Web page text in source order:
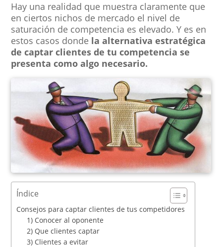
Hay una realidad que muestra claramente que
en ciertos nichos de mercado el nivel de
saturación de competencia es elevado. Y es en
estos casos donde la alternativa estratégica
de captar clientes de tu competencia se
presenta como algo necesario.
Índice
Consejos para captar clientes de tus competidores
1) Conocer al oponente
2) Que clientes captar
3) Clientes a evitar